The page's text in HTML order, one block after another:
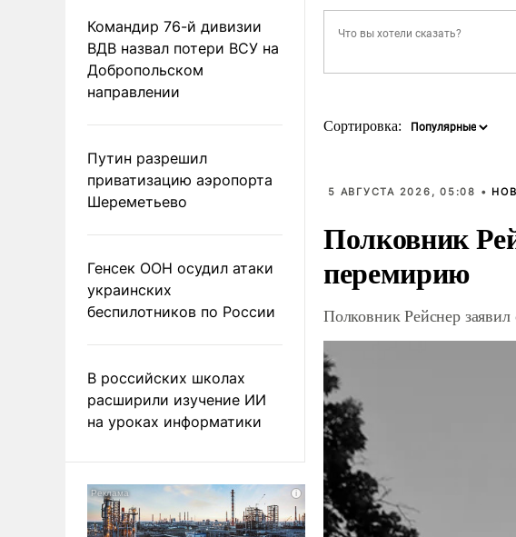
Командир 76-й дивизии
ВДВ назвал потери ВСУ на
Добропольском
направлении
Путин разрешил
приватизацию аэропорта
Шереметьево
Генсек ООН осудил атаки
украинских
беспилотников по России
В российских школах
расширили изучение ИИ
на уроках информатики
Сортировка:
5 АВГУСТА 2026, 05:08 •
Полковник
перемирию
Полковник Рейснер